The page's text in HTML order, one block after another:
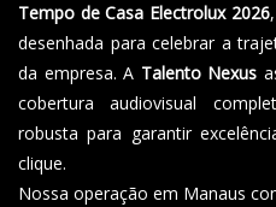
Tempo de Casa Electrolux 2026
desenhada para celebrar a
da empresa. A Talento Nexus
cobertura audiovisual
robusta para garantir
clique.
Nossa operação em Manaus